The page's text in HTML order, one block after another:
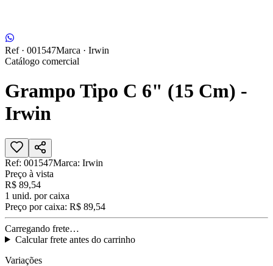
Ref · 001547Marca · Irwin
Catálogo comercial
Grampo Tipo C 6" (15 Cm) -
Irwin
Ref: 001547Marca: Irwin
Preço à vista
R$ 89,54
1 unid. por caixa
Preço por caixa: R$ 89,54
Carregando frete…
Calcular frete antes do carrinho
Variações